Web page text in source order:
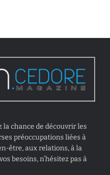
la chance de découvrir les
préoccupations liées à
être, aux relations, à la
besoins, n’hésitez pas à